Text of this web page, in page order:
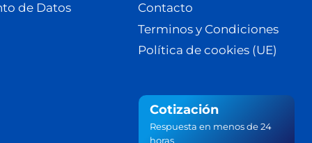
de Datos
Contacto
Terminos y Condiciones
Política de cookies (UE)
Cotización
Respuesta en menos de 24
horas